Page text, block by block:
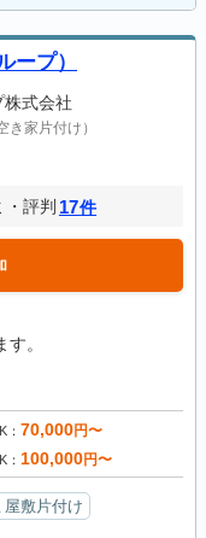
ープ）
式会社
き家片付け）
・評判 17件
。
70,000円〜
100,000円〜
屋敷片付け